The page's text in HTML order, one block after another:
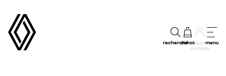
rechercheachatmon
compte
menu